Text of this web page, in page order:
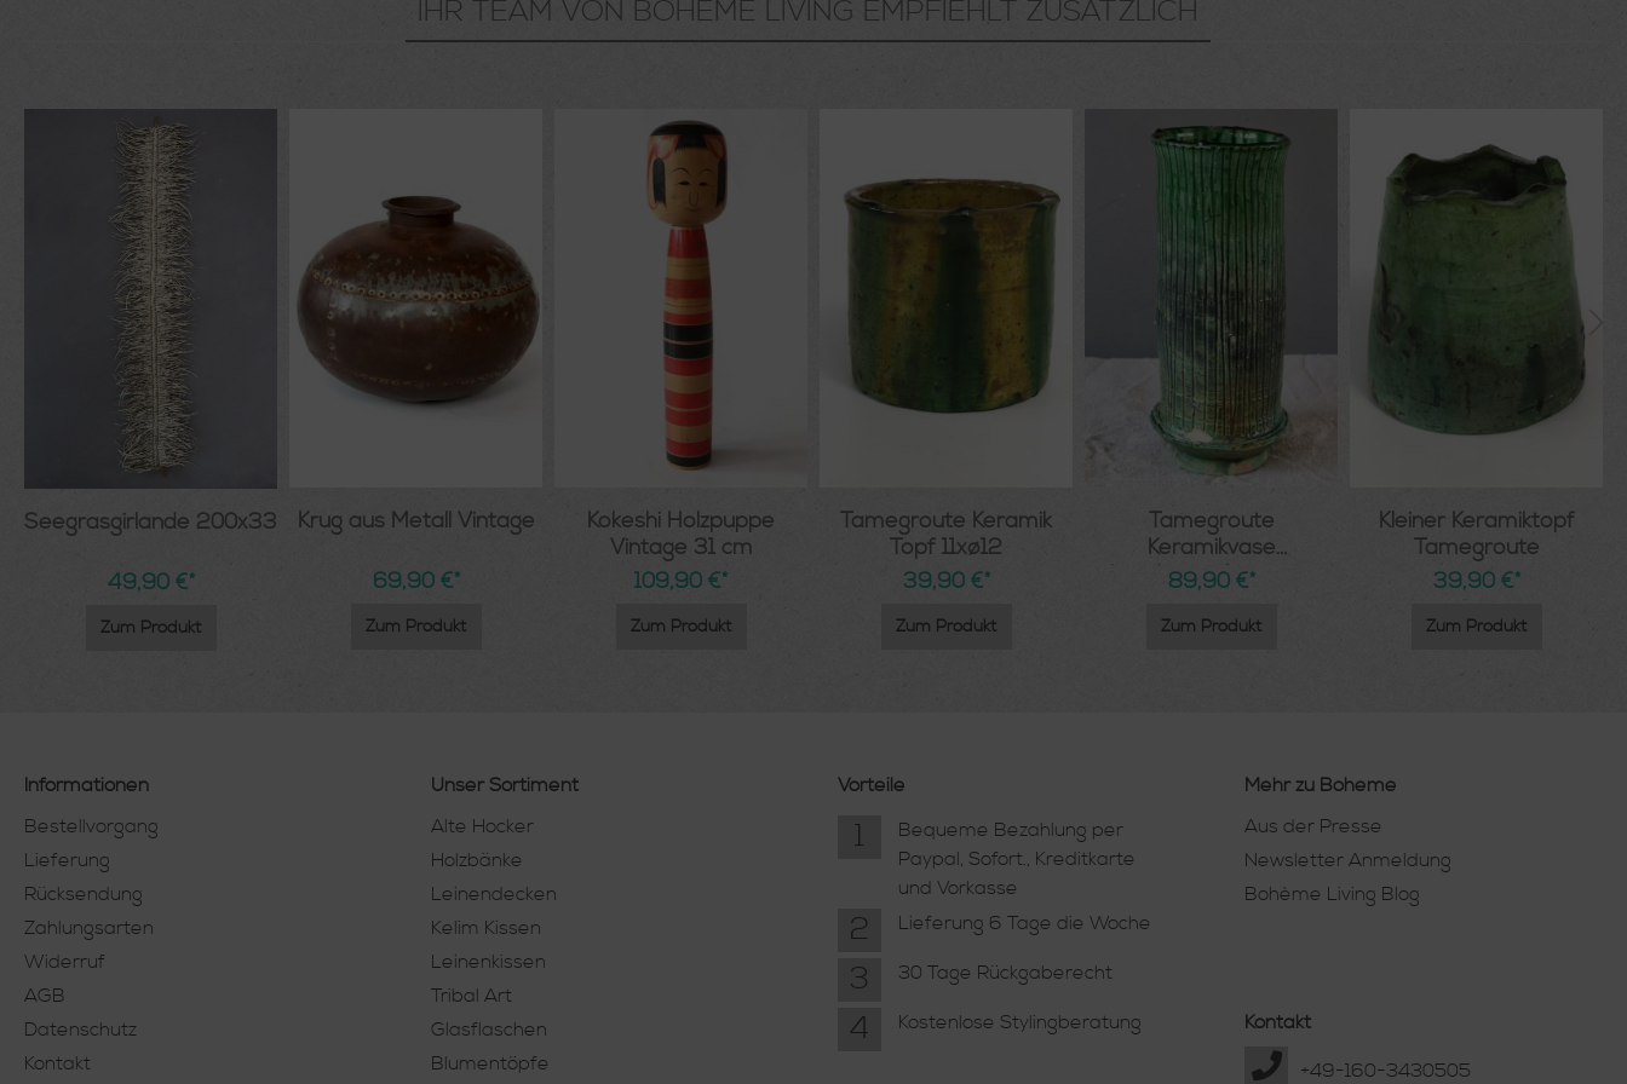
IHR TEAM VON BOHEME LIVING EMPFIEHLT ZUSÄTZLICH
Seegrasgirlande 200x33
49,90 €*
Zum Produkt
Krug aus Metall Vintage
69,90 €*
Zum Produkt
Kokeshi Holzpuppe
Vintage 31 cm
109,90 €*
Zum Produkt
Tamegroute Keramik
Topf 11xø12
39,90 €*
Zum Produkt
Tamegroute
Keramikvase
handgetöpfert grün
89,90 €*
Zum Produkt
Kleiner Keramiktopf
Tamegroute
39,90 €*
Zum Produkt
Informationen
Bestellvorgang
Lieferung
Rücksendung
Zahlungsarten
Widerruf
AGB
Datenschutz
Kontakt
Unser Sortiment
Alte Hocker
Holzbänke
Leinendecken
Kelim Kissen
Leinenkissen
Tribal Art
Glasflaschen
Blumentöpfe
Vorteile
1
Bequeme Bezahlung per
Paypal, Sofort., Kreditkarte
und Vorkasse
2 Lieferung 6 Tage die Woche
3 30 Tage Rückgaberecht
4 Kostenlose Stylingberatung
Mehr zu Boheme
Aus der Presse
Newsletter Anmeldung
Bohème Living Blog
Kontakt
+49-160-3430505